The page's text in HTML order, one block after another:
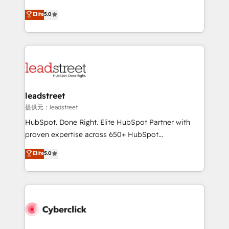
the United States, EU, UAE, Mexico and Latin
America. From casual user to super fan: make
grow with clarity, confidence, and intelligence.
Operating across the UK, Netherlands, Ireland, and
Canada, we’ve delivered thousands of successful
HubSpot projects for mid-market and enterprise
combine HubSpot, data, and AI to design connected
and technology for predictable, scalable revenue
growth. Our expertise spans RevOps, CRM and data
architecture, AI enablement, and strategic marketing,
delivered through our proprietary FLAIR framework
Partner and ISO 27001:2022 certified consultancy,
we blend strategy, creativity, and technology to help
Elite5.0
leadstreet
提供元：leadstreet
HubSpot. Done Right. Elite HubSpot Partner with
proven expertise across 650+ HubSpot
implementations. With 12+ years of HubSpot
experience, we help you use the HubSpot platform
to its fullest capacity, improve your current HubSpot
website, or build your new one.
Elite5.0